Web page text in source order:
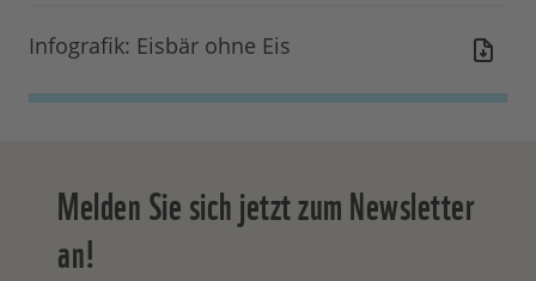
Infografik: Eisbär ohne Eis
Melden Sie sich jetzt zum Newsletter
an!